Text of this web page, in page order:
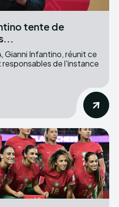
tente de
Gianni Infantino, réunit ce
responsables de l'instance